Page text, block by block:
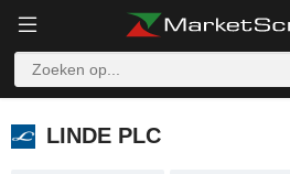
LINDE PLC
LINDE PLC